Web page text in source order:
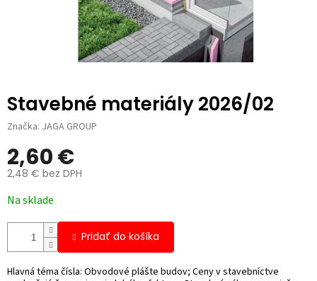
Stavebné materiály 2026/02
Značka: JAGA GROUP
2,60 €
2,48 € bez DPH
cena:
Na sklade
Pridať do košíka
Hlavná téma čísla: Obvodové plášte budov; Ceny v stavebníctve